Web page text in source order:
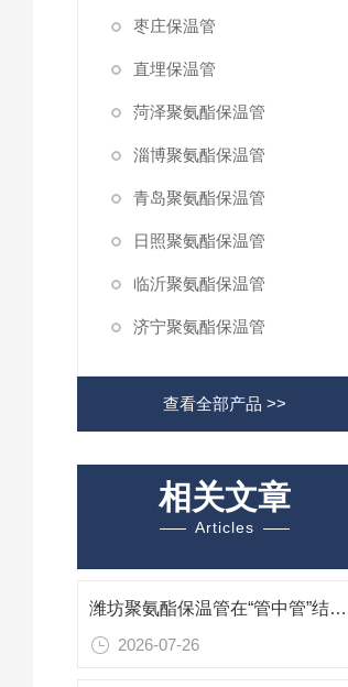
枣庄保温管
直埋保温管
菏泽聚氨酯保温管
淄博聚氨酯保温管
青岛聚氨酯保温管
日照聚氨酯保温管
临沂聚氨酯保温管
济宁聚氨酯保温管
查看全部产品 >>
相关文章
Articles
潍坊聚氨酯保温管在“管中管”结构中的三重防护逻辑
2026-07-26